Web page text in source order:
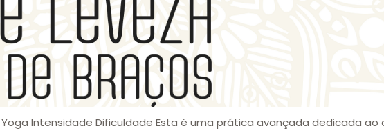
Intensidade Dificuldade Esta é uma prática avançada dedicada